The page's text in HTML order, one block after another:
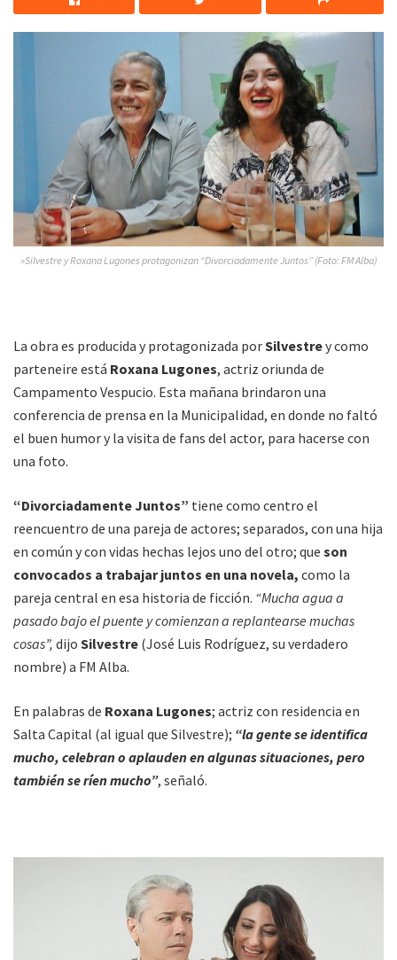
»Silvestre y Roxana Lugones protagonizan “Divorciadamente Juntos” (Foto: FM Alba)
La obra es producida y protagonizada porSilvestrey como
parteneire está Roxana Lugones, actriz oriunda de
Campamento Vespucio. Esta mañana brindaron una
conferencia de prensa en la Municipalidad, en donde no faltó
el buen humor y la visita de fans del actor, para hacerse con
una foto.
“Divorciadamente Juntos” tiene como centro el
reencuentro de una pareja de actores; separados, con una hija
en común y con vidas hechas lejos uno del otro; que son
convocados a trabajar juntos en una novela, como la
pareja central en esa historia de ficción. “Mucha agua a
pasado bajo el puente y comienzan a replantearse muchas
cosas”, dijo Silvestre (José Luis Rodríguez, su verdadero
nombre) a FM Alba.
En palabras de Roxana Lugones; actriz con residencia en
Salta Capital (al igual que Silvestre); “la gente se identifica
mucho, celebran o aplauden en algunas situaciones, pero
también se ríen mucho”, señaló.